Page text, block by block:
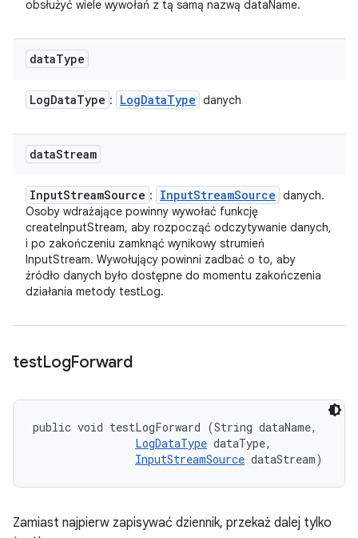
obsłużyć wiele wywołań z tą samą nazwą dataName.
dataType
LogDataType : LogDataType danych
dataStream
InputStreamSource : InputStreamSource danych.
Osoby wdrażające powinny wywołać funkcję
createInputStream, aby rozpocząć odczytywanie danych,
i po zakończeniu zamknąć wynikowy strumień
InputStream. Wywołujący powinni zadbać o to, aby
źródło danych było dostępne do momentu zakończenia
działania metody testLog.
testLogForward
public void testLogForward (String dataName,
LogDataType dataType,
InputStreamSource dataStream)
Zamiast najpierw zapisywać dziennik, przekaż dalej tylko